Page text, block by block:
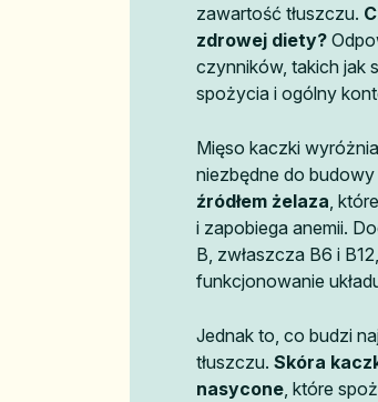
zawartość tłuszczu.
zdrowej diety?
czynników, takich jak
spożycia i ogólny
Mięso kaczki
niezbędne do budowy
źródłem żelaza,
i zapobiega anemii.
B, zwłaszcza B6 i
funkcjonowanie
Jednak to, co budzi
tłuszczu. Skóra
nasycone, które